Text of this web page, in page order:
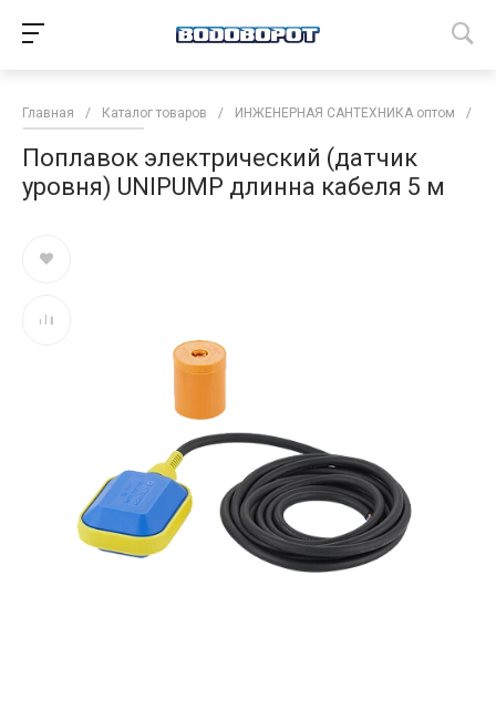
Главная / Каталог товаров / ИНЖЕНЕРНАЯ САНТЕХНИКА оптом /
Поплавок электрический (датчик
уровня) UNIPUMP длинна кабеля 5 м